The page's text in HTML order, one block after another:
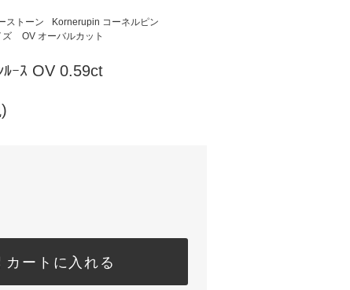
ストーン
Kornerupin コーネルピン
ズ
OV オーバルカット
ﾙｰｽ OV 0.59ct
カートに入れる